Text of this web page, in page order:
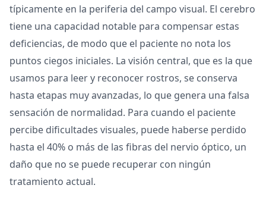
típicamente en la periferia del campo visual. El cerebro
tiene una capacidad notable para compensar estas
deficiencias, de modo que el paciente no nota los
puntos ciegos iniciales. La visión central, que es la que
usamos para leer y reconocer rostros, se conserva
hasta etapas muy avanzadas, lo que genera una falsa
sensación de normalidad. Para cuando el paciente
percibe dificultades visuales, puede haberse perdido
hasta el 40% o más de las fibras del nervio óptico, un
daño que no se puede recuperar con ningún
tratamiento actual.